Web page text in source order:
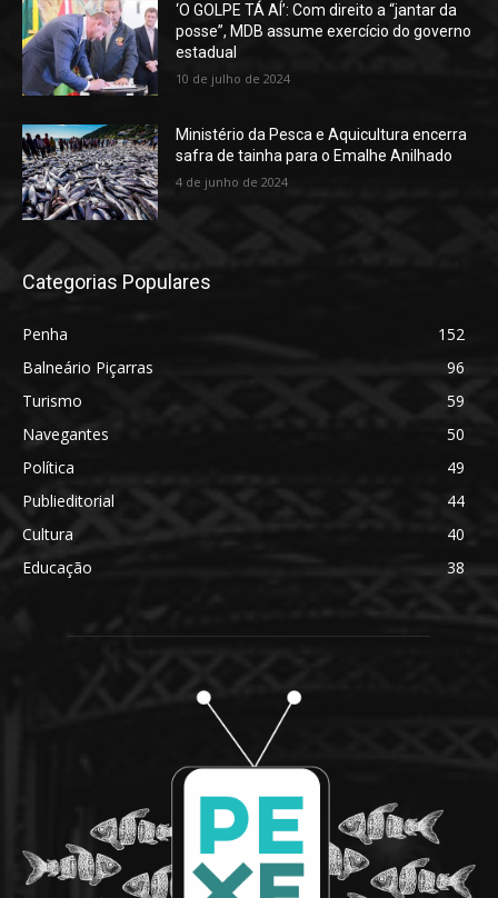
‘O GOLPE TÁ AÍ’: Com direito a “jantar da
posse”, MDB assume exercício do governo
estadual
10 de julho de 2024
Ministério da Pesca e Aquicultura encerra
safra de tainha para o Emalhe Anilhado
4 de junho de 2024
Categorias Populares
Penha
152
Balneário Piçarras
96
Turismo
59
Navegantes
50
Política
49
Publieditorial
44
Cultura
40
Educação
38